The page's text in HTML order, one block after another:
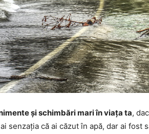
și schimbări mari în viața ta,
senzația că ai căzut în apă, dar ai fost